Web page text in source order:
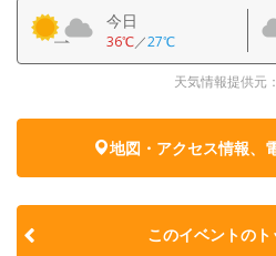
今日
36℃／27℃
天気情報提供元
地図・アクセス情報、
このイベントの